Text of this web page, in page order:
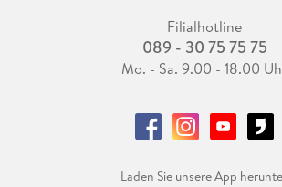
Filialhotline
089 - 30 75 75 75
Mo. - Sa. 9.00 - 18.00
Laden Sie unsere App